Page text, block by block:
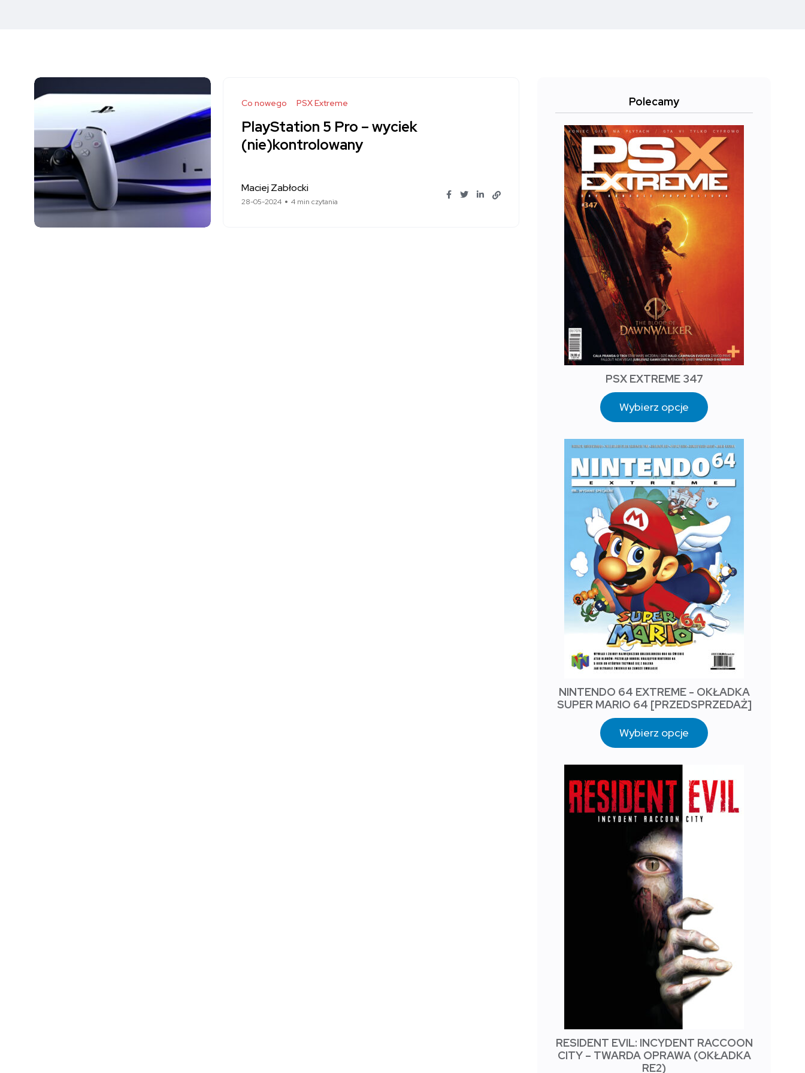
Co nowego PSX Extreme
PlayStation 5 Pro – wyciek
(nie)kontrolowany
Maciej Zabłocki
28-05-2024 4 min czytania
Polecamy
PSX EXTREME 347
Wybierz opcje
NINTENDO 64 EXTREME - OKŁADKA
SUPER MARIO 64 [PRZEDSPRZEDAŻ]
Wybierz opcje
RESIDENT EVIL: INCYDENT RACCOON
CITY – TWARDA OPRAWA (OKŁADKA
RE2)